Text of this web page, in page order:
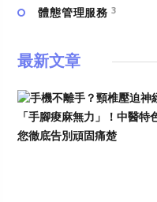
體態管理服務 3
最新文章